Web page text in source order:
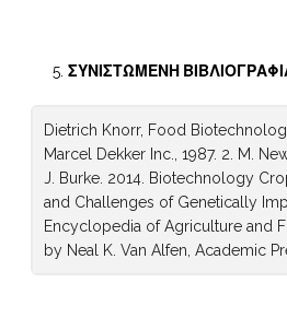
ΣΥΝΙΣΤΩΜΕΝΗ
Dietrich Knorr, Food
Marcel Dekker Inc., 1987. 2. M.
J. Burke. 2014. Biotechnology
and Challenges of Genetically
Encyclopedia of Agriculture and
by Neal K. Van Alfen, Academic